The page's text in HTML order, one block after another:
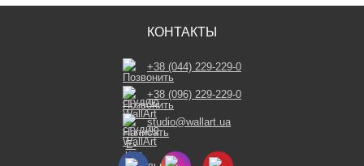
КОНТАКТЫ
+38 (044) 229-229-0
+38 (096) 229-229-0
studio@wallart.ua